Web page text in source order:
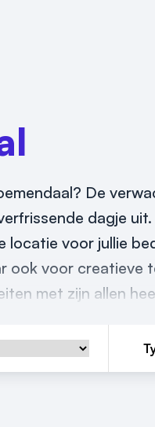
De
dagje
locatie voor jullie
ook voor creatieve
met zijn allen